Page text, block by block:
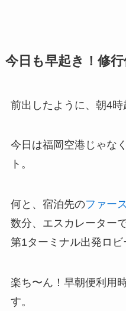
今日も早起き！修行
前出したように、朝4時
今日は福岡空港じゃな
ト。
何と、宿泊先のファー
数分、エスカレーター
第1ターミナル出発ロビ
楽ち〜ん！早朝便利用
す。